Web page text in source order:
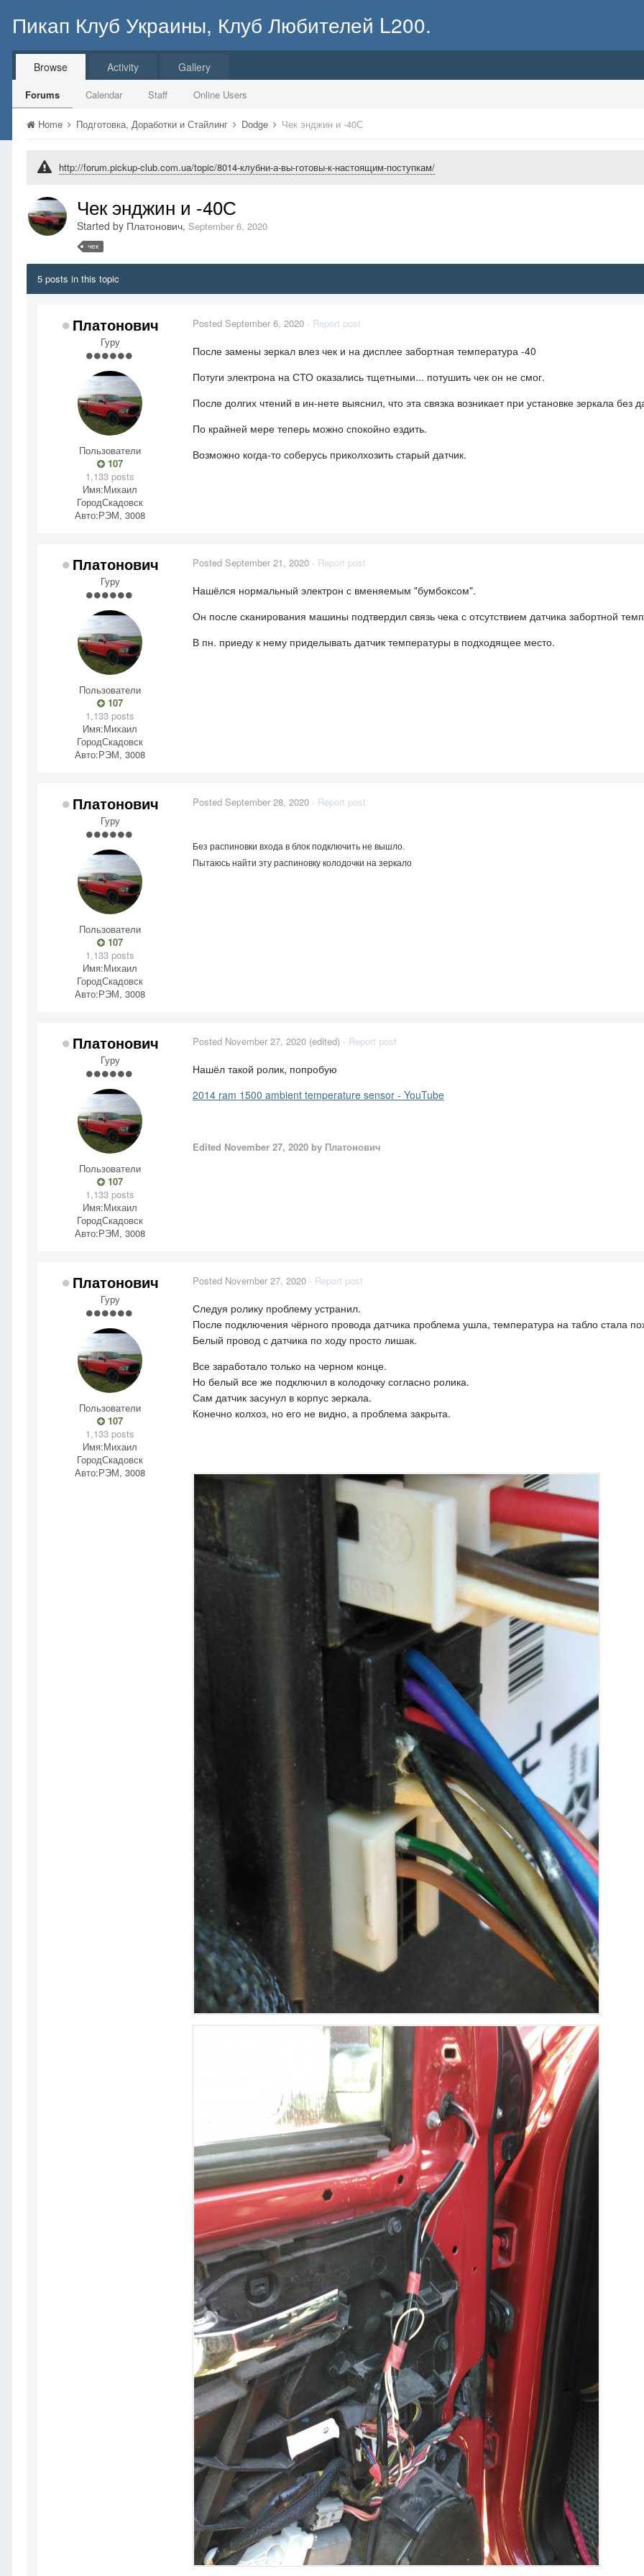
Пикап Клуб Украины, Клуб Любителей L200.
Browse
Forums Calendar Staff Online Users
Activity Gallery
Home Подготовка, Доработки и Стайлинг Dodge Чек энджин и -40С
http://forum.pickup-club.com.ua/topic/8014-клубни-а-вы-готовы-к-настоящим-поступкам/
Чек энджин и -40С
Started by Платонович, September 6, 2020
чек
5 posts in this topic
Платонович
Гуру
Пользователи
107
1,133 posts
Имя:Михаил
ГородСкадовск
Авто:РЭМ, 3008
Posted September 6, 2020 · Report post
После замены зеркал влез чек и на дисплее забортная температура -40
Потуги электрона на СТО оказались тщетными... потушить чек он не смог.
После долгих чтений в ин-нете выяснил, что эта связка возникает при установке зеркала без
По крайней мере теперь можно спокойно ездить.
Возможно когда-то соберусь приколхозить старый датчик.
Платонович
Гуру
Пользователи
107
1,133 posts
Имя:Михаил
ГородСкадовск
Авто:РЭМ, 3008
Posted September 21, 2020 · Report post
Нашёлся нормальный электрон с вменяемым "бумбоксом".
Он после сканирования машины подтвердил связь чека с отсутствием датчика забортной
В пн. приеду к нему приделывать датчик температуры в подходящее место.
Платонович
Гуру
Пользователи
107
1,133 posts
Имя:Михаил
ГородСкадовск
Авто:РЭМ, 3008
Posted September 28, 2020 · Report post
Без распиновки входа в блок подключить не вышло.
Пытаюсь найти эту распиновку колодочки на зеркало
Платонович
Гуру
Пользователи
107
1,133 posts
Имя:Михаил
ГородСкадовск
Авто:РЭМ, 3008
Posted November 27, 2020 (edited) · Report post
Нашёл такой ролик, попробую
2014 ram 1500 ambient temperature sensor - YouTube
Edited November 27, 2020 by Платонович
Платонович
Гуру
Пользователи
107
1,133 posts
Имя:Михаил
ГородСкадовск
Авто:РЭМ, 3008
Posted November 27, 2020 · Report post
Следуя ролику проблему устранил.
После подключения чёрного провода датчика проблема ушла, температура на табло стала
Белый провод с датчика по ходу просто лишак.
Все заработало только на черном конце.
Но белый все же подключил в колодочку согласно ролика.
Сам датчик засунул в корпус зеркала.
Конечно колхоз, но его не видно, а проблема закрыта.